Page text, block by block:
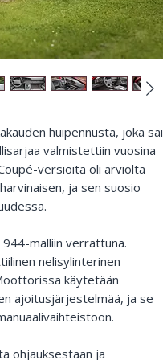
huipennusta, joka sai
valmistettiin vuosina
versioita oli arviolta
ja sen suosio
malliin verrattuna.
nelisylinterinen
käytetään
ajoitusjärjestelmää, ja se
ohjauksestaan ja